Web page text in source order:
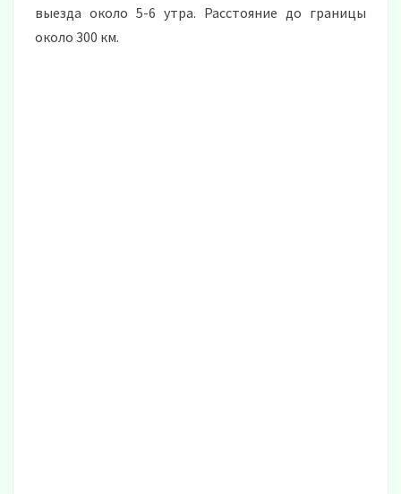
выезда около 5-6 утра. Расстояние до границы
около 300 км.